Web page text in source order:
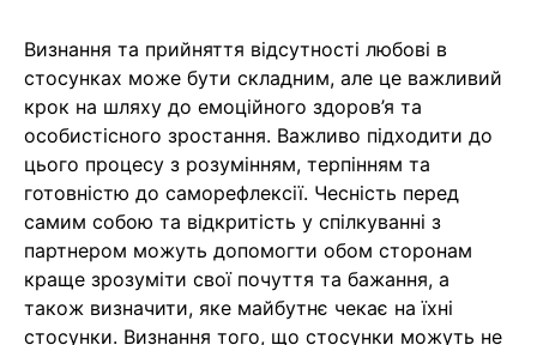
Визнання та прийняття відсутності любові в
стосунках може бути складним, але це важливий
крок на шляху до емоційного здоров’я та
особистісного зростання. Важливо підходити до
цього процесу з розумінням, терпінням та
готовністю до саморефлексії. Чесність перед
самим собою та відкритість у спілкуванні з
партнером можуть допомогти обом сторонам
краще зрозуміти свої почуття та бажання, а
також визначити, яке майбутнє чекає на їхні
стосунки. Визнання того, що стосунки можуть не